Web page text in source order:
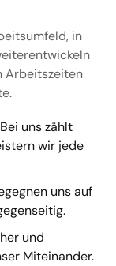
in
Arbeitszeiten
uns zählt
wir jede
uns auf
und
Miteinander.